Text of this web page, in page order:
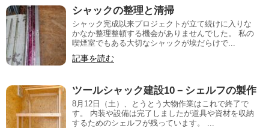
シャックの整理と清掃
シャック完成以来プロジェクトが立て続けに入りな
かなか整理整頓する機会がありませんでした。 私の
喫煙室でもある大切なシャックが埃だらけで...
記事を読む
ツールシャック建設10－シェルフの製作
8月12日（土）、とうとう大物作業はこれで終了で
す。 内装や設備は完了しましたが道具や資材を収納
するためのシェルフが残っています。 ...